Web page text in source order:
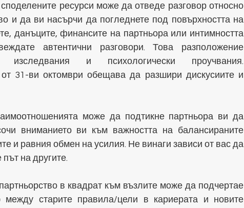
ресурси може да отведе разговор относно
и да ви насърчи да погледнете под повърхността на
данъците, финансите на партньора или интимността
автентични разговори. Това разположение
изследвания и психологически проучвания.
от 31-ви октомври обещава да разшири дискусиите и
може да подтикне партньора ви да
вниманието ви към важността на балансираните
и равния обмен на усилия. Не винаги зависи от вас да
на другите.
в квадрат към възлите може да подчертае
между старите правила/цели в кариерата и новите